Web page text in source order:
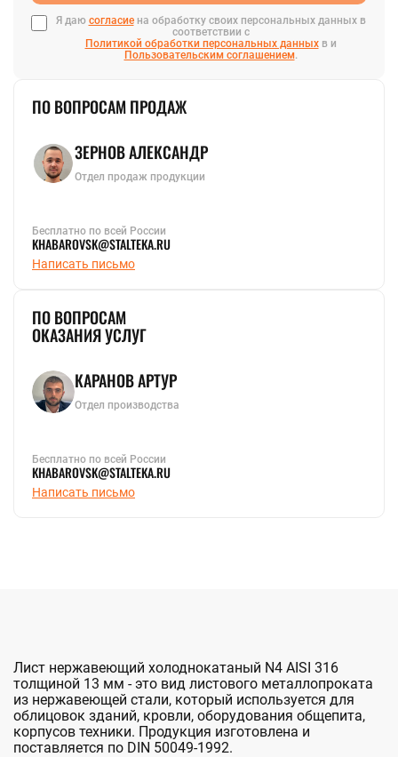
Я даю согласиена обработку своих персональных данных в
соответствии с
Политикой обработки персональных данныхв и
Пользовательским соглашением.
ПО ВОПРОСАМ ПРОДАЖ
ЗЕРНОВ АЛЕКСАНДР
Отдел продаж продукции
Бесплатно по всей России
KHABAROVSK@STALTEKA.RU
Написать письмо
ПО ВОПРОСАМ
ОКАЗАНИЯ УСЛУГ
КАРАНОВ АРТУР
Отдел производства
Бесплатно по всей России
KHABAROVSK@STALTEKA.RU
Написать письмо
Лист нержавеющий холоднокатаный N4 AISI 316
толщиной 13 мм - это вид листового металлопроката
из нержавеющей стали, который используется для
облицовок зданий, кровли, оборудования общепита,
корпусов техники. Продукция изготовлена и
поставляется по DIN 50049-1992.